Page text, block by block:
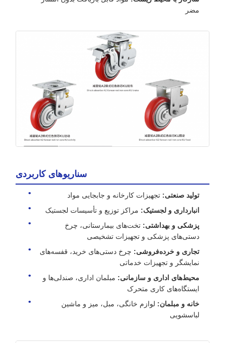
مضر
سناریوهای کاربردی
تولید صنعتی: تجهیزات کارخانه و جابجایی مواد
انبارداری و لجستیک: مراکز توزیع و تأسیسات لجستیک
پزشکی و بهداشتی: تخت‌های بیمارستانی، چرخ
دستی‌های پزشکی و تجهیزات تشخیصی
تجاری و خرده‌فروشی: چرخ دستی‌های خرید، قفسه‌های
نمایشگر و تجهیزات خدماتی
محیط‌های اداری و سازمانی: مبلمان اداری، صندلی‌ها و
ایستگاه‌های کاری متحرک
خانه و مبلمان: لوازم خانگی، مبل، میز و ماشین
لباسشویی